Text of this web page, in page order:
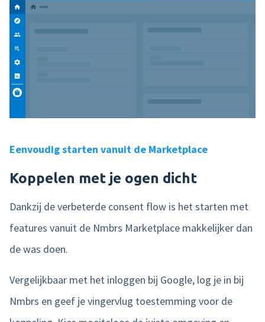
Eenvoudig starten vanuit de Marketplace
Koppelen met je ogen dicht
Dankzij de verbeterde consent flow is het starten met
features vanuit de Nmbrs Marketplace makkelijker dan
de was doen.
Vergelijkbaar met het inloggen bij Google, log je in bij
Nmbrs en geef je vingervlug toestemming voor de